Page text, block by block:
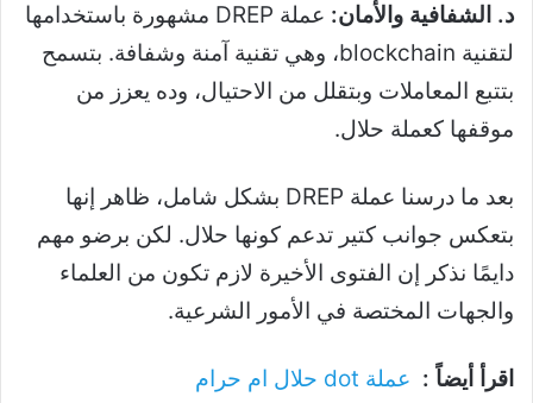
د. الشفافية والأمان:
عملة DREP مشهورة باستخدامها
لتقنية blockchain، وهي تقنية آمنة وشفافة. بتسمح
بتتبع المعاملات وبتقلل من الاحتيال، وده يعزز من
موقفها كعملة حلال.
بعد ما درسنا عملة DREP بشكل شامل، ظاهر إنها
بتعكس جوانب كتير تدعم كونها حلال. لكن برضو مهم
دايمًا نذكر إن الفتوى الأخيرة لازم تكون من العلماء
والجهات المختصة في الأمور الشرعية.
اقرأ أيضاً : عملة dot حلال ام حرام